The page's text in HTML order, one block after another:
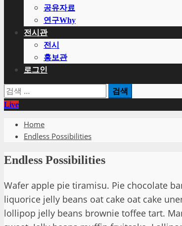
공유자료
연구Why
전시관
전시
홍보관
로그인
검
색:
Live
Home
Endless Possibilities
Endless Possibilities
Wafer apple pie tiramisu. Pie chocolate
liquorice jelly beans oat cake oat cake
lollipop jelly beans brownie toffee tart.